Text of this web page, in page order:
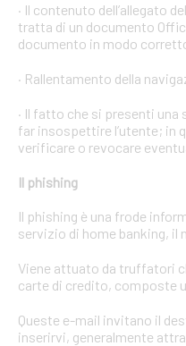
· Il contenuto dell’allegato
tratta di un documento
documento in modo
· Rallentamento della
· Il fatto che si presenti
far insospettire l’utente; in
verificare o revocare
Il phishing
Il phishing è una frode
servizio di home banking, il
Viene attuato da truffatori
carte di credito, composte
Queste e-mail invitano il
inserirvi, generalmente